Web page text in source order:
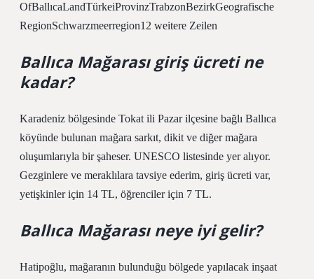
OfBallıcaLandTürkeiProvinzTrabzonBezirkGeografische
RegionSchwarzmeerregion12 weitere Zeilen
Ballıca Mağarası giriş ücreti ne
kadar?
Karadeniz bölgesinde Tokat ili Pazar ilçesine bağlı Ballıca
köyünde bulunan mağara sarkıt, dikit ve diğer mağara
oluşumlarıyla bir şaheser. UNESCO listesinde yer alıyor.
Gezginlere ve meraklılara tavsiye ederim, giriş ücreti var,
yetişkinler için 14 TL, öğrenciler için 7 TL.
Ballıca Mağarası neye iyi gelir?
Hatipoğlu, mağaranın bulunduğu bölgede yapılacak inşaat